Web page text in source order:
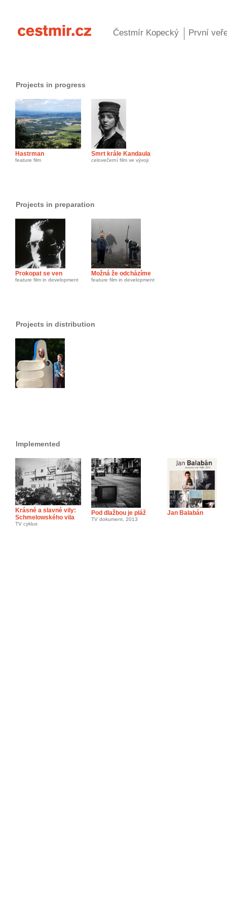
Čestmír Kopecký První
Projects in progress
Hastrman
feature film
Smrt krále Kandaula
celovečerní film ve vývoji
Projects in preparation
Prokopat se ven
feature film in development
Možná že odcházíme
feature film in development
Projects in distribution
Implemented
Krásné a slavné vily:
Schmelowského vila
TV cyklus
Pod dlažbou je pláž
TV dokument, 2013
Jan Balabán